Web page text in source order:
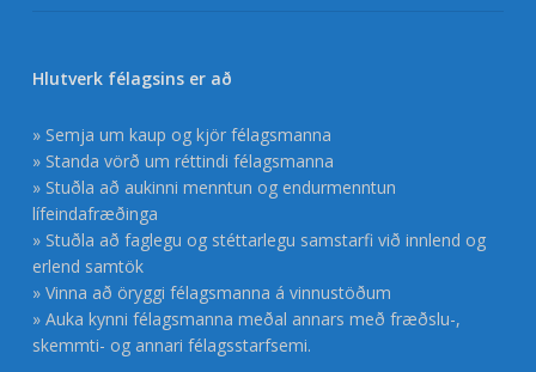
Hlutverk félagsins er að
» Semja um kaup og kjör félagsmanna
» Standa vörð um réttindi félagsmanna
» Stuðla að aukinni menntun og endurmenntun
lífeindafræðinga
» Stuðla að faglegu og stéttarlegu samstarfi við innlend og
erlend samtök
» Vinna að öryggi félagsmanna á vinnustöðum
» Auka kynni félagsmanna meðal annars með fræðslu-,
skemmti- og annari félagsstarfsemi.